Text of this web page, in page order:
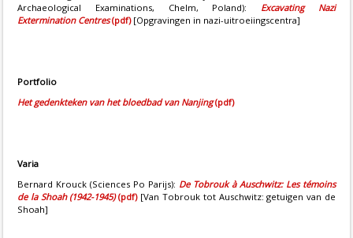
Archaeological Examinations, Chelm, Poland): Excavating Nazi
Extermination Centres(pdf)[Opgravingen in nazi-uitroeiingscentra]
Portfolio
Het gedenkteken van het bloedbad van Nanjing(pdf)
Varia
Bernard Krouck (Sciences Po Parijs): De Tobrouk à Auschwitz: Les témoins
de la Shoah (1942-1945)(pdf)[Van Tobrouk tot Auschwitz: getuigen van de
Shoah]